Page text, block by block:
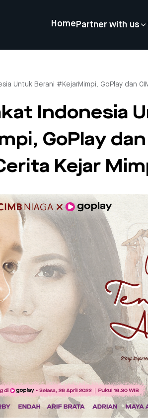
Home Partner with us
Untuk Berani #KejarMimpi, GoPlay dan
Indonesia
GoPlay dan
Kejar